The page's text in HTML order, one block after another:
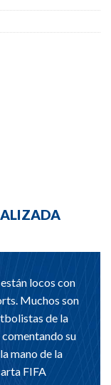
locos con
Muchos son
de la
su
mano de la
FIFA